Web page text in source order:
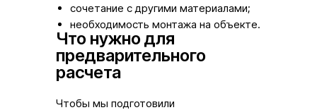
Что нужно для
предварительного
расчета
сочетание с другими материалами;
необходимость монтажа на объекте.
Чтобы мы подготовили